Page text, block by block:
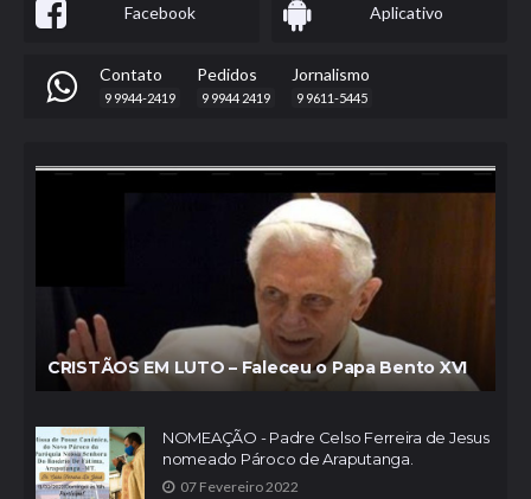
Facebook Aplicativo
Contato
9 9944-2419
Pedidos
9 9944 2419
Jornalismo
9 9611-5445
CRISTÃOS EM LUTO – Faleceu o Papa Bento XVI
NOMEAÇÃO - Padre Celso Ferreira de Jesus
nomeado Pároco de Araputanga.
07 Fevereiro 2022